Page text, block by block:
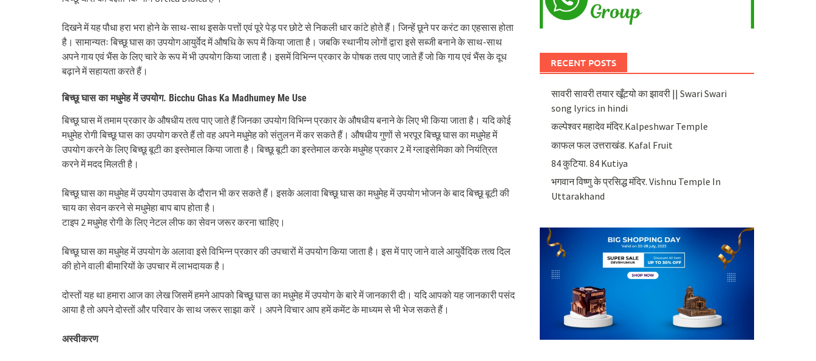
दिखने में यह पौधा हरा भरा होने के साथ-साथ इसके पत्तों एवं पूरे पेड़ पर छोटे से निकली धार कांटे होते हैं। जिन्हें छूने पर करंट का एहसास होता
है। सामान्यतः बिच्छू घास का उपयोग आयुर्वेद में औषधि के रूप में किया जाता है। जबकि स्थानीय लोगों द्वारा इसे सब्जी बनाने के साथ-साथ
अपने गाय एवं भैंस के लिए चारे के रूप में भी उपयोग किया जाता है। इसमें विभिन्न प्रकार के पोषक तत्व पाए जाते हैं जो कि गाय एवं भैंस के दूध
बढ़ाने में सहायता करते हैं।
बिच्छू घास का मधुमेह में उपयोग. Bicchu Ghas Ka Madhumey Me Use
बिच्छू घास में तमाम प्रकार के औषधीय तत्व पाए जाते हैं जिनका उपयोग विभिन्न प्रकार के औषधीय बनाने के लिए भी किया जाता है। यदि कोई
मधुमेह रोगी बिच्छू घास का उपयोग करते हैं तो वह अपने मधुमेह को संतुलन में कर सकते हैं। औषधीय गुणों से भरपूर बिच्छू घास का मधुमेह में
उपयोग करने के लिए बिच्छू बूटी का इस्तेमाल किया जाता है। बिच्छू बूटी का इस्तेमाल करके मधुमेह प्रकार 2 में ग्लाइसेमिका को नियंत्रित
करने में मदद मिलती है।
बिच्छू घास का मधुमेह में उपयोग उपवास के दौरान भी कर सकते हैं। इसके अलावा बिच्छू घास का मधुमेह में उपयोग भोजन के बाद बिच्छू बूटी की
चाय का सेवन करने से मधुमेहा बाप बाप होता है।
टाइप 2 मधुमेह रोगी के लिए नेटल लीफ का सेवन जरूर करना चाहिए।
बिच्छू घास का मधुमेह में उपयोग के अलावा इसे विभिन्न प्रकार की उपचारों में उपयोग किया जाता है। इस में पाए जाने वाले आयुर्वेदिक तत्व दिल
की होने वाली बीमारियों के उपचार में लाभदायक है।
दोस्तों यह था हमारा आज का लेख जिसमें हमने आपको बिच्छू घास का मधुमेह में उपयोग के बारे में जानकारी दी। यदि आपको यह जानकारी पसंद
आया है तो अपने दोस्तों और परिवार के साथ जरूर साझा करें । अपने विचार आप हमें कमेंट के माध्यम से भी भेज सकते हैं।
अस्वीकरण
RECENT POSTS
सावरी सावरी तयार खूँटयो का झावरी || Swari Swari
song lyrics in hindi
कल्पेश्वर महादेव मंदिर.Kalpeshwar Temple
काफल फल उत्तराखंड. Kafal Fruit
84 कुटिया. 84 Kutiya
भगवान विष्णु के प्रसिद्ध मंदिर. Vishnu Temple In
Uttarakhand